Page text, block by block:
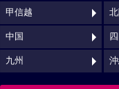
甲信越
中国
九州